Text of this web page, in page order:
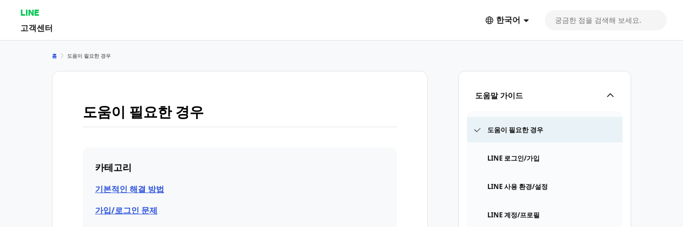
LINE
고객센터
한국어
도움말 가이드
도움이 필요한 경우
LINE 로그인/가입
LINE 사용 환경/설정
LINE 계정/프로필
홈 도움이 필요한 경우
도움이 필요한 경우
카테고리
기본적인 해결 방법
가입/로그인 문제